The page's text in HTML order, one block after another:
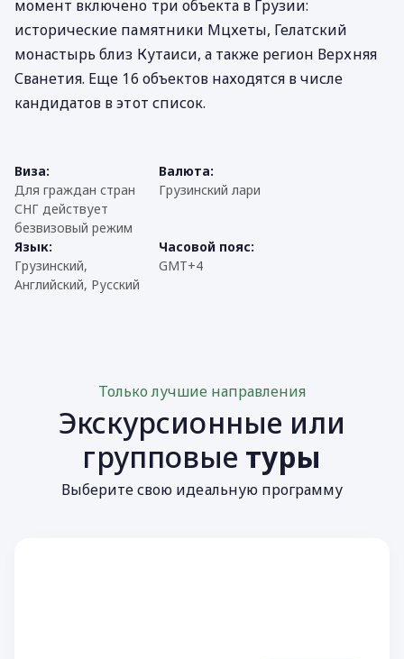
момент включено три объекта в Грузии:
исторические памятники Мцхеты, Гелатский
монастырь близ Кутаиси, а также регион Верхняя
Сванетия. Еще 16 объектов находятся в числе
кандидатов в этот список.
Виза:
Для граждан стран
СНГ действует
безвизовый режим
Валюта:
Грузинский лари
Язык:
Грузинский,
Английский, Русский
Часовой пояс:
GMT+4
Только лучшие направления
Экскурсионные или
групповые туры
Выберите свою идеальную программу